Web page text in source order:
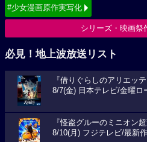
#少女漫画原作実写化
シリーズ・映画祭
必見！地上波放送リスト
『借りぐらしのアリエッテ
8/7(金) 日本テレビ/金曜ロ
『怪盗グルーのミニオン超
8/10(月) フジテレビ/最新